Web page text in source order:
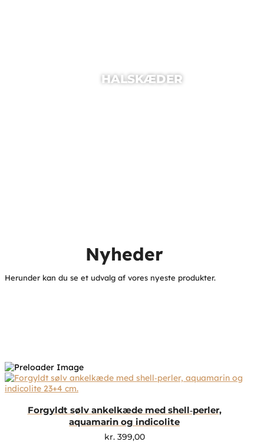
HALSKÆDER
Nyheder
Herunder kan du se et udvalg af vores nyeste produkter.
Forgyldt sølv ankelkæde med shell‑perler,
aquamarin og indicolite
kr.399,00